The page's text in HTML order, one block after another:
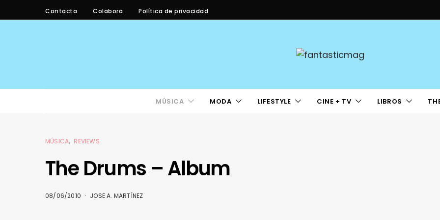
Contacta Colabora Política de privacidad
MÚSICA MODA LIFESTYLE CINE + TV LIBROS
MÚSICA REVIEWS
The Drums – Album
08/06/2010 JOSE A. MARTÍNEZ